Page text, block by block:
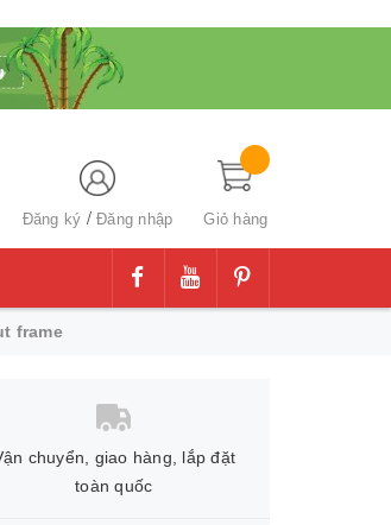
Đăng ký /Đăng nhập Giỏ hàng
frame
chuyển, giao hàng, lắp đặt
toàn quốc